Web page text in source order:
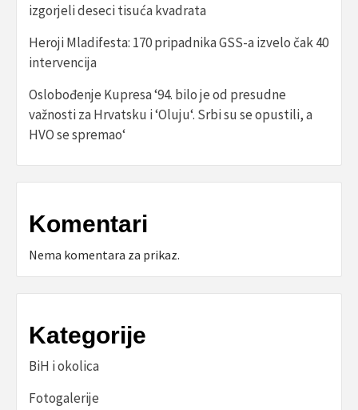
izgorjeli deseci tisuća kvadrata
Heroji Mladifesta: 170 pripadnika GSS-a izvelo čak 40
intervencija
Oslobođenje Kupresa ‘94. bilo je od presudne
važnosti za Hrvatsku i ‘Oluju‘. Srbi su se opustili, a
HVO se spremao‘
Komentari
Nema komentara za prikaz.
Kategorije
BiH i okolica
Fotogalerije